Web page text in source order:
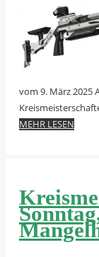
vom 9. März 2025
MEHR LESEN